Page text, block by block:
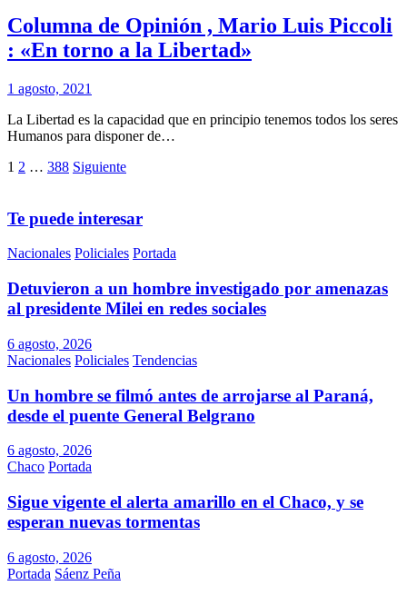
Columna de Opinión , Mario Luis Piccoli
: «En torno a la Libertad»
1 agosto, 2021
La Libertad es la capacidad que en principio tenemos todos los seres
Humanos para disponer de…
Paginación
entradas
1 2 … 388 Siguiente
Te puede interesar
Nacionales Policiales Portada
Detuvieron a un hombre investigado por amenazas
al presidente Milei en redes sociales
6 agosto, 2026
Nacionales Policiales Tendencias
Un hombre se filmó antes de arrojarse al Paraná,
desde el puente General Belgrano
6 agosto, 2026
Chaco Portada
Sigue vigente el alerta amarillo en el Chaco, y se
esperan nuevas tormentas
6 agosto, 2026
Portada Sáenz Peña